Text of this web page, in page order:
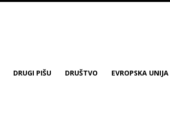
DRUGI PIŠU DRUŠTVO EVROPSKA UNIJA